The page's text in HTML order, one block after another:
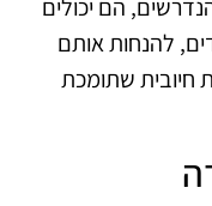
הם יכולים
להנחות אותם
חיובית שתומכת